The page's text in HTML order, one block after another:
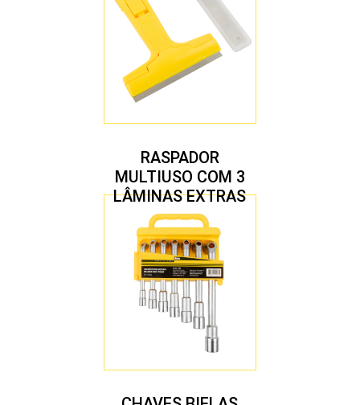
RASPADOR
MULTIUSO COM 3
LÂMINAS EXTRAS